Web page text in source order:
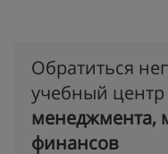
Обратиться
учебный центр
менеджмента,
финансов